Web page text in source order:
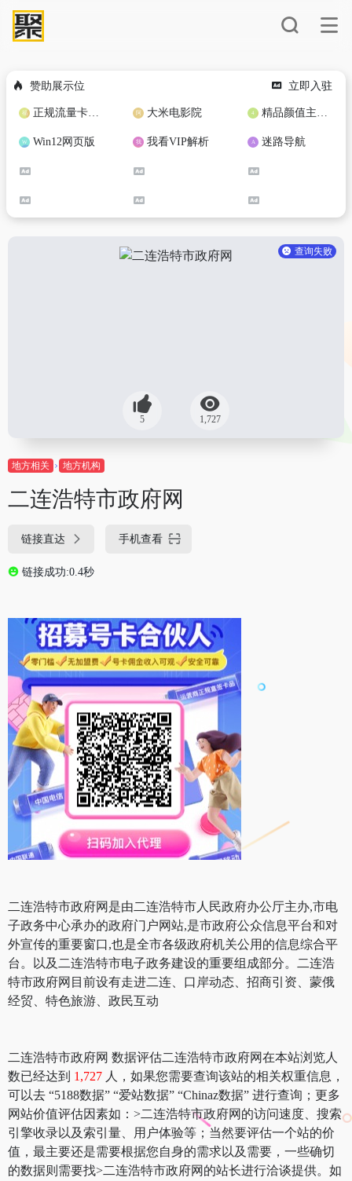
赞助展示位 立即入驻
正规流量卡免费加盟合作 大米电影院 精品颜值主播定制
Win12网页版 我看VIP解析 迷路导航
查询失败
5 1,727
地方相关 地方机构
二连浩特市政府网
链接直达 手机查看
链接成功:0.4秒
二连浩特市政府网是由二连浩特市人民政府办公厅主办,市电
子政务中心承办的政府门户网站,是市政府公众信息平台和对
外宣传的重要窗口,也是全市各级政府机关公用的信息综合平
台。以及二连浩特市电子政务建设的重要组成部分。二连浩
特市政府网目前设有走进二连、口岸动态、招商引资、蒙俄
经贸、特色旅游、政民互动
二连浩特市政府网 数据评估二连浩特市政府网在本站浏览人
数已经达到 1,727 人，如果您需要查询该站的相关权重信息，
可以去 “5188数据” “爱站数据” “Chinaz数据” 进行查询；更多
网站价值评估因素如：>二连浩特市政府网的访问速度、搜索
引擎收录以及索引量、用户体验等；当然要评估一个站的价
值，最主要还是需要根据您自身的需求以及需要，一些确切
的数据则需要找>二连浩特市政府网的站长进行洽谈提供。如